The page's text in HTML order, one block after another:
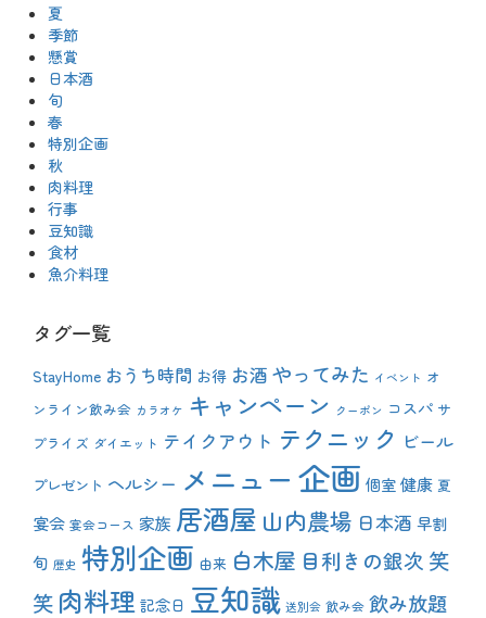
夏
季節
懸賞
日本酒
旬
春
特別企画
秋
肉料理
行事
豆知識
食材
魚介料理
タグ一覧
StayHome おうち時間 お得 お酒 やってみた イベント オ
ンライン飲み会 カラオケ キャンペーン クーポン コスパ サ
プライズ ダイエット テイクアウト テクニック ビール
プレゼント ヘルシー メニュー 企画 個室 健康 夏
宴会 宴会コース 家族 居酒屋 山内農場 日本酒 早割
旬 歴史 特別企画 由来 白木屋 目利きの銀次 笑
笑 肉料理 記念日 豆知識 送別会 飲み会 飲み放題